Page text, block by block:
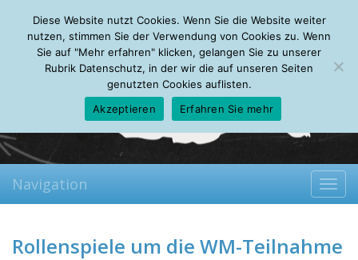
Saturday, 08.08.2026
Mein Account
About Autoren Leseempfehlungen FAQ
Navigation
Rollenspiele um die WM-Teilnahme
Diese Website nutzt Cookies. Wenn Sie die Website weiter
nutzen, stimmen Sie der Verwendung von Cookies zu. Wenn
Sie auf "Mehr erfahren" klicken, gelangen Sie zu unserer
Rubrik Datenschutz, in der wir die auf unseren Seiten
genutzten Cookies auflisten.
Akzeptieren
Erfahren Sie mehr